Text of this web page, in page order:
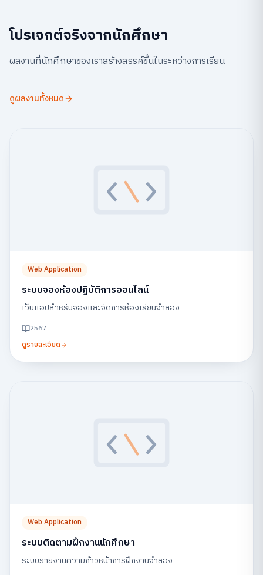
โปรเจกต์จริงจากนักศึกษา
ผลงานที่นักศึกษาของเราสร้างสรรค์ขึ้นในระหว่างการเรียน
ดูผลงานทั้งหมด
Web Application
ระบบจองห้องปฏิบัติการออนไลน์
เว็บแอปสำหรับจองและจัดการห้องเรียนจำลอง
2567
ดูรายละเอียด
Web Application
ระบบติดตามฝึกงานนักศึกษา
ระบบรายงานความก้าวหน้าการฝึกงานจำลอง